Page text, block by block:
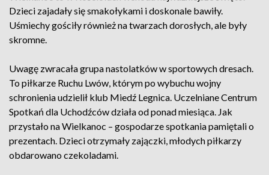
Dzieci zajadały się smakołykami i doskonale bawiły.
Uśmiechy gościły również na twarzach dorosłych, ale były
skromne.
Uwagę zwracała grupa nastolatków w sportowych dresach.
To piłkarze Ruchu Lwów, którym po wybuchu wojny
schronienia udzielił klub Miedź Legnica. Uczelniane Centrum
Spotkań dla Uchodźców działa od ponad miesiąca. Jak
przystało na Wielkanoc – gospodarze spotkania pamiętali o
prezentach. Dzieci otrzymały zajączki, młodych piłkarzy
obdarowano czekoladami.